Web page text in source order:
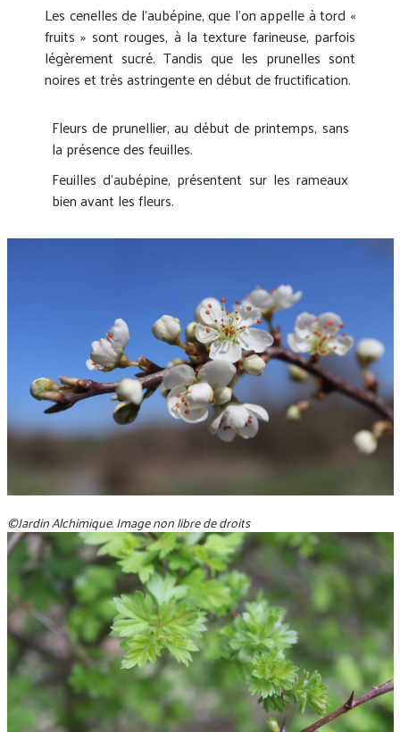
Les cenelles de l’aubépine, que l’on appelle à tord «
fruits » sont rouges, à la texture farineuse, parfois
légèrement sucré. Tandis que les prunelles sont
noires et très astringente en début de fructification.
Fleurs de prunellier, au début de printemps, sans
la présence des feuilles.
Feuilles d’aubépine, présentent sur les rameaux
bien avant les fleurs.
©Jardin Alchimique. Image non libre de droits